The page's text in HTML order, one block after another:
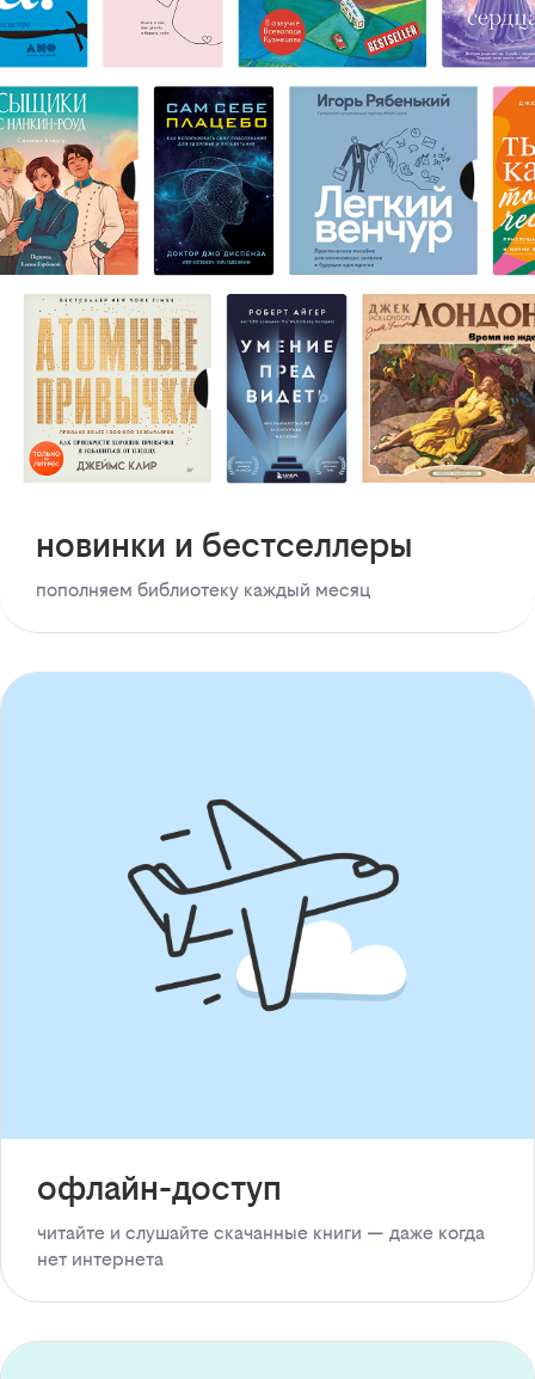
новинки и бестселлеры
пополняем библиотеку каждый месяц
офлайн-доступ
читайте и слушайте скачанные книги — даже когда
нет интернета